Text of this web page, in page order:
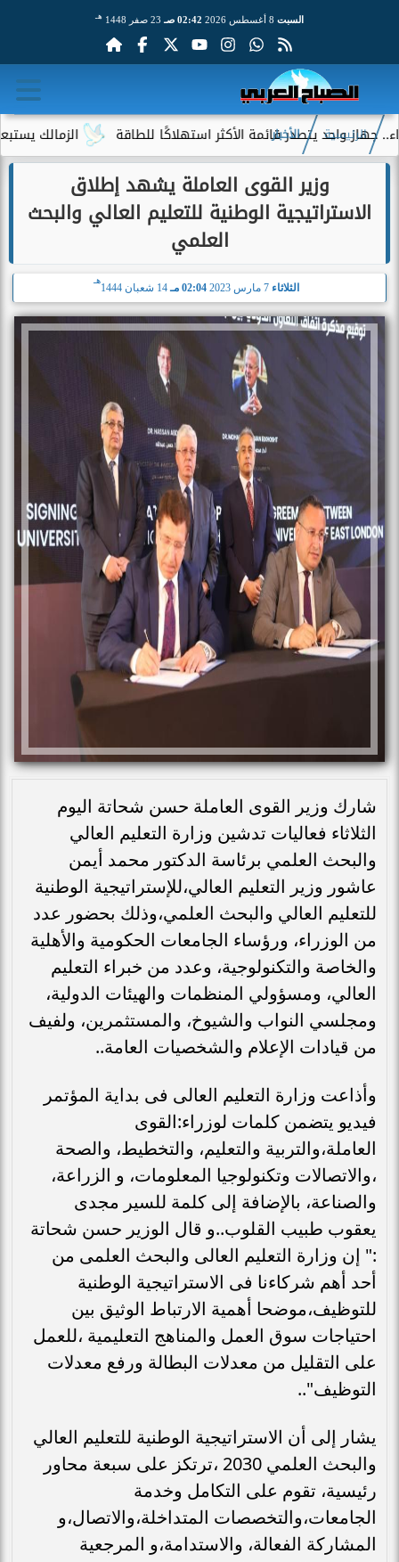
السبت 02:42 صـ 23 صفر 1448 هـ
الزمالك يستبعد 4 لاعبين شباب من حساباته في الموسم الجديد يتصدر قائمة الأكثر استهلاكًا للطاقة
الرئيسية الأخبار
وزير القوى العاملة يشهد إطلاق
الاستراتيجية الوطنية للتعليم العالي والبحث
العلمي
الثلاثاء 7 مارس 2023 02:04 مـ 14 شعبان 1444
هـ
شارك وزير القوى العاملة حسن شحاتة اليوم
الثلاثاء فعاليات تدشين وزارة التعليم العالي
والبحث العلمي برئاسة الدكتور محمد أيمن
عاشور وزير التعليم العالي،للإستراتيجية الوطنية
للتعليم العالي والبحث العلمي،وذلك بحضور عدد
من الوزراء، ورؤساء الجامعات الحكومية والأهلية
والخاصة والتكنولوجية، وعدد من خبراء التعليم
العالي، ومسؤولي المنظمات والهيئات الدولية،
ومجلسي النواب والشيوخ، والمستثمرين، ولفيف
من قيادات الإعلام والشخصيات العامة..
وأذاعت وزارة التعليم العالى فى بداية المؤتمر
فيديو يتضمن كلمات لوزراء:القوى
العاملة،والتربية والتعليم، والتخطيط، والصحة
،والاتصالات وتكنولوجيا المعلومات، و الزراعة،
والصناعة، بالإضافة إلى كلمة للسير مجدى
يعقوب طبيب القلوب..و قال الوزير حسن شحاتة
:" إن وزارة التعليم العالى والبحث العلمى من
أحد أهم شركاءنا فى الاستراتيجية الوطنية
للتوظيف،موضحا أهمية الارتباط الوثيق بين
احتياجات سوق العمل والمناهج التعليمية ،للعمل
على التقليل من معدلات البطالة ورفع معدلات
التوظيف"..
يشار إلى أن الاستراتيجية الوطنية للتعليم العالي
والبحث العلمي 2030 ،ترتكز على سبعة محاور
رئيسية، تقوم على التكامل وخدمة
الجامعات،والتخصصات المتداخلة،والاتصال،و
المشاركة الفعالة، والاستدامة،و المرجعية